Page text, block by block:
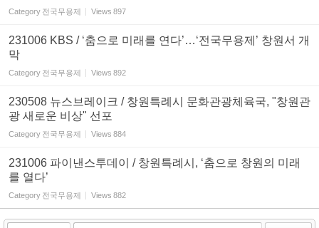
Category 전국무용제 Views 897
231006 KBS / ‘춤으로 미래를 연다’…‘전국무용제’ 창원서 개
막
Category 전국무용제 Views 892
230508 뉴스브레이크 / 창원특례시 문화관광체육국, "창원관
광 새로운 비상" 선포
Category 전국무용제 Views 884
231006 파이낸스투데이 / 창원특례시, ‘춤으로 창원의 미래
를 열다’
Category 전국무용제 Views 882